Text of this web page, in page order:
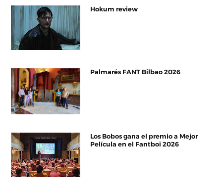
Hokum review
Palmarés FANT Bilbao 2026
Los Bobos gana el premio a Mejor
Película en el Fantboi 2026